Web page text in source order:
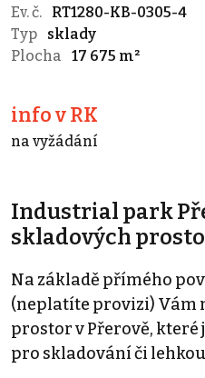
Ev. č.
RT1280-KB-0305-4
Typ
sklady
Plocha
17 675 m²
info v RK
na vyžádání
Industrial park
skladových
Na základě přímého
(neplatíte provizi) Vám
prostor v Přerově, které
pro skladování či